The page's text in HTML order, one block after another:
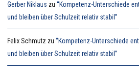
Gerber Niklaus zu “Kompetenz-Unterschiede
und bleiben über Schulzeit relativ stabil”
Felix Schmutz zu “Kompetenz-Unterschiede
und bleiben über Schulzeit relativ stabil”